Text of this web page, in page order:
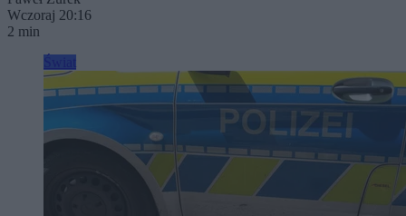
Wczoraj 20:16
2 min